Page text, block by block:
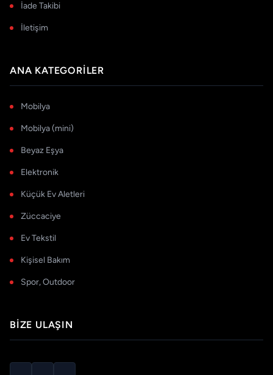
İade Takibi
İletişim
ANA KATEGORILER
Mobilya
Mobilya (mini)
Beyaz Eşya
Elektronik
Küçük Ev Aletleri
Züccaciye
Ev Tekstil
Kişisel Bakım
Spor, Outdoor
BIZE ULAŞIN